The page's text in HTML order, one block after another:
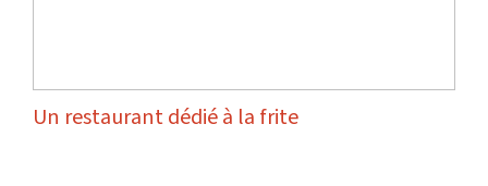
Un restaurant dédié à la frite